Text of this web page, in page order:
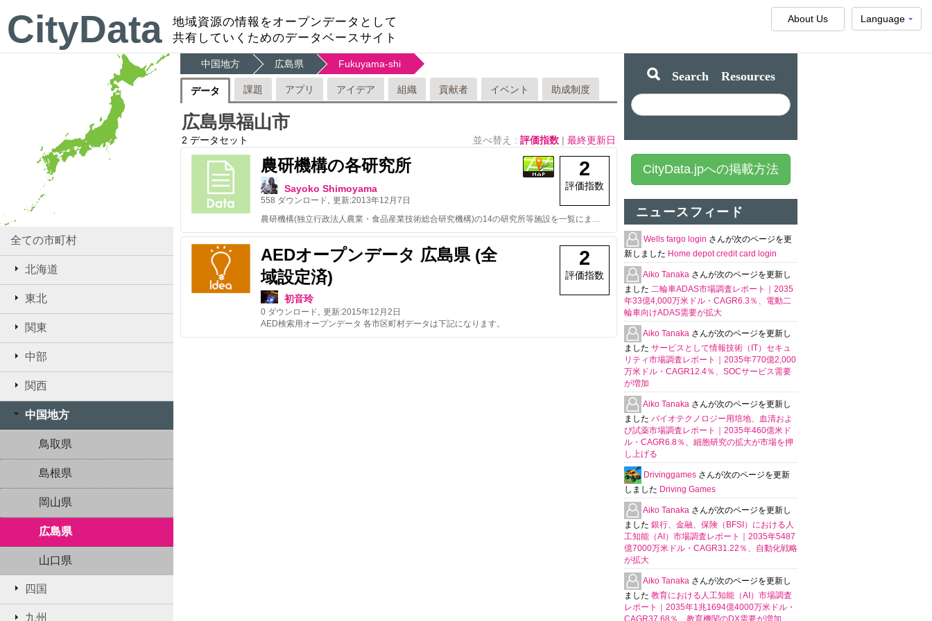
CityData
地域資源の情報をオープンデータとして
共有していくためのデータベースサイト
Language
About Us
全ての市町村
北海道
東北
関東
中部
関西
中国地方
鳥取県
島根県
岡山県
広島県
山口県
四国
九州
中国地方 広島県 Fukuyama-shi
データ 課題 アプリ アイデア 組織 貢献者 イベント 助成制度
広島県福山市
2 データセット 並べ替え : 評価指数 | 最終更新日
農研機構の各研究所
Sayoko Shimoyama
558 ダウンロード 更新:2013年12月7日
2
評価指数
農研機構(独立行政法人農業・食品産業技術総合研究機構)の14の研究所等施設を一覧にまとめました。
AEDオープンデータ 広島県 (全
域設定済)
初音玲
0 ダウンロード 更新:2015年12月2日
2
評価指数
AED検索用オープンデータ 各市区町村データは下記になります。
Search Resources
CityData.jpへの掲載方法
ニュースフィード
Wells fargo login さんが次のページを更
新しました Home depot credit card login
Aiko Tanaka さんが次のページを更新し
ました 二輪車ADAS市場調査レポート｜2035
年33億4,000万米ドル・CAGR6.3％、電動二
輪車向けADAS需要が拡大
Aiko Tanaka さんが次のページを更新し
ました サービスとして情報技術（IT）セキュ
リティ市場調査レポート｜2035年770億2,000
万米ドル・CAGR12.4％、SOCサービス需要
が増加
Aiko Tanaka さんが次のページを更新し
ました バイオテクノロジー用培地、血清およ
び試薬市場調査レポート｜2035年460億米ド
ル・CAGR6.8％、細胞研究の拡大が市場を押
し上げる
Drivinggames さんが次のページを更新
しました Driving Games
Aiko Tanaka さんが次のページを更新し
ました 銀行、金融、保険（BFSI）における人
工知能（AI）市場調査レポート｜2035年5487
億7000万米ドル・CAGR31.22％、自動化戦略
が拡大
Aiko Tanaka さんが次のページを更新し
ました 教育における人工知能（AI）市場調査
レポート｜2035年1兆1694億4000万米ドル・
CAGR37.68％、教育機関のDX需要が増加